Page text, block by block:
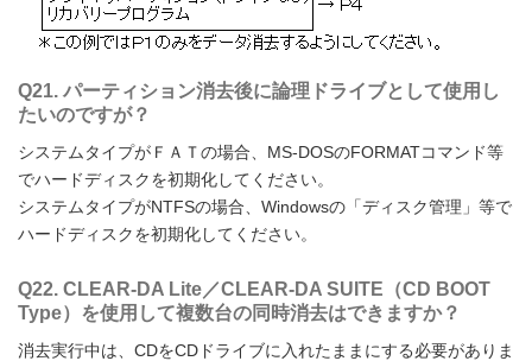
Q21. パーティション消去後に論理ドライブとして使用し
たいのですが？
システムタイプがＦＡＴの場合、MS-DOSのFORMATコマンド等
でハードディスクを初期化してください。
システムタイプがNTFSの場合、Windowsの「ディスク管理」等で
ハードディスクを初期化してください。
Q22. CLEAR-DA Lite／CLEAR-DA SUITE（CD BOOT
Type）を使用して複数台の同時消去はできますか？
消去実行中は、CDをCDドライブに入れたままにする必要がありま